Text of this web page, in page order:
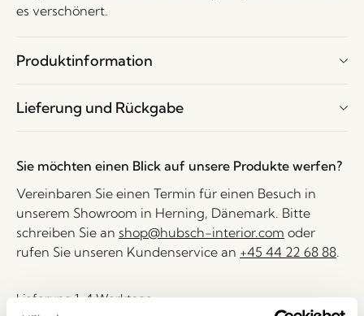
es verschönert.
Produktinformation
Lieferung und Rückgabe
Sie möchten einen Blick auf unsere Produkte werfen?
Vereinbaren Sie einen Termin für einen Besuch in
unserem Showroom in Herning, Dänemark. Bitte
schreiben Sie an shop@hubsch-interior.com oder
rufen Sie unseren Kundenservice an +45 44 22 68 88.
Lieferung 1-4 Werktage